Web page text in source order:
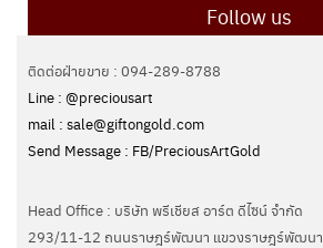
Follow us
ติดต่อฝ่ายขาย : 094-289-8788
Line : @preciousart
mail : sale@giftongold.com
Send Message : FB/PreciousArtGold
Head Office : บริษัท พรีเชียส อาร์ต ดีไซน์ จำกัด
293/11-12 ถนนราษฎร์พัฒนา แขวงราษฎร์พัฒนา